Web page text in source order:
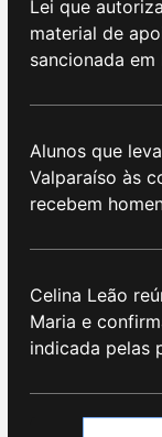
Lei que
material de
sancionada
Alunos que
Valparaíso às
recebem
Celina Leão
Maria e
indicada pelas